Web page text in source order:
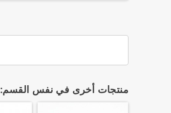
منتجات أخرى في نفس القسم: 6